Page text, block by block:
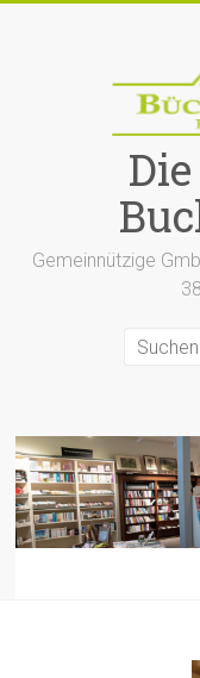
Gemeinnützige